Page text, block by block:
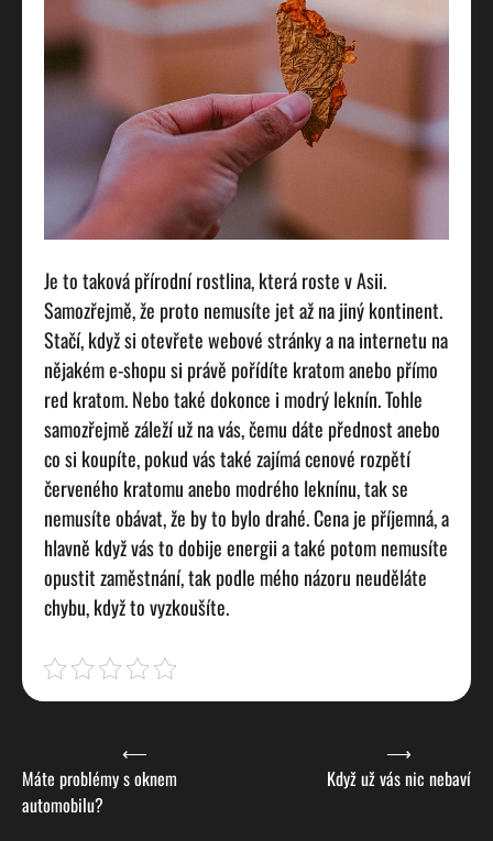
Je to taková přírodní rostlina, která roste v Asii.
Samozřejmě, že proto nemusíte jet až na jiný kontinent.
Stačí, když si otevřete webové stránky a na internetu na
nějakém e-shopu si právě pořídíte kratom anebo přímo
red kratom. Nebo také dokonce i modrý leknín. Tohle
samozřejmě záleží už na vás, čemu dáte přednost anebo
co si koupíte, pokud vás také zajímá cenové rozpětí
červeného kratomu anebo modrého leknínu, tak se
nemusíte obávat, že by to bylo drahé. Cena je příjemná, a
hlavně když vás to dobije energii a také potom nemusíte
opustit zaměstnání, tak podle mého názoru neuděláte
chybu, když to vyzkoušíte.
pro
příspěvek
⟵
Máte problémy s oknem
automobilu?
Když už vás nic nebaví
⟶